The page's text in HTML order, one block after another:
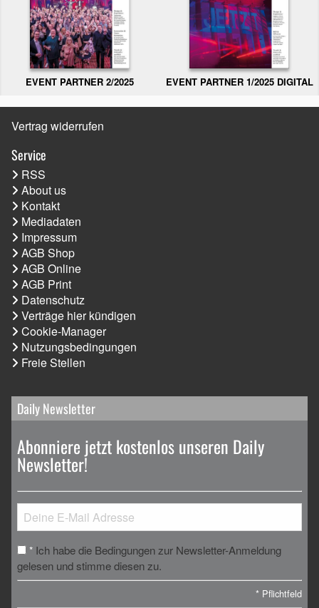
EVENT PARTNER 2/2025 EVENT PARTNER 1/2025 DIGITAL
Vertrag widerrufen
Service
RSS
About us
Kontakt
Mediadaten
Impressum
AGB Shop
AGB Online
AGB Print
Datenschutz
Verträge hier kündigen
Cookie-Manager
Nutzungsbedingungen
Freie Stellen
Daily Newsletter
Abonniere jetzt kostenlos unseren Daily
Newsletter!
* Ich habe die Bedingungen zur Newsletter-Anmeldung
gelesen und stimme diesen zu.
* Pflichtfeld